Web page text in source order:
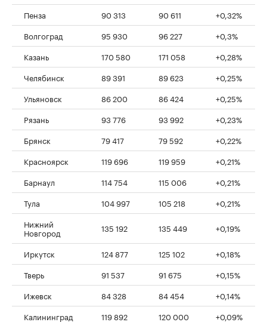
Пенза
90 313 90 611
+0,32%
Волгоград
95 930 96 227
+0,3%
Казань
170 580 171 058
+0,28%
Челябинск
89 391 89 623
+0,25%
Ульяновск
86 200 86 424
+0,25%
Рязань
93 776 93 992
+0,23%
Брянск
79 417 79 592
+0,22%
Красноярск
119 696 119 959
+0,21%
Барнаул
114 754 115 006
+0,21%
Тула
104 997 105 218
+0,21%
Нижний
Новгород 135 192 135 449 +0,19%
Иркутск 124 877 125 102
+0,18%
Тверь
91 537 91 675
+0,15%
Ижевск
84 328 84 454
+0,14%
Калининград
119 892 120 000 +0,09%